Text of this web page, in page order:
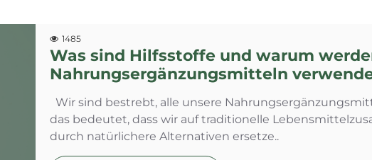
1485
Was sind Hilfsstoffe und warum
Nahrungsergänzungsmitteln
Wir sind bestrebt, alle unsere
das bedeutet, dass wir auf traditionelle
durch natürlichere Alternativen ersetze..